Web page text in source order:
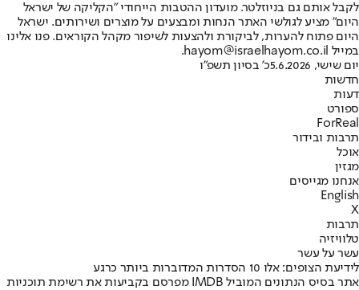
לקבל אותם גם בניוזלטר. מועדון ההטבות הייחודי "הקליקה של ישראל
היום" מציע לגולשי האתר הנחות ומבצעים על מוצרים ושירותים. ישראל
היום פתוח להערות, לביקורת ולהצעות לשיפור מקהל הקוראים. פנו אלינו
במייל hayom@israelhayom.co.il.
יום שישי, 5.6.2026
כ' בסיון תשפ"ו
חדשות
דעות
ספורט
ForReal
תרבות ובידור
אוכל
מגזין
אנחנו מגייסים
English
X
תרבות
טלוויזיה
עשר על עשר
לידיעת הצופים: אלו 10 הסדרות המדוברות ביותר כרגע
אתר בסיס הנתונים המוביל IMDB מפרסם בקביעות את רשימת תוכניות